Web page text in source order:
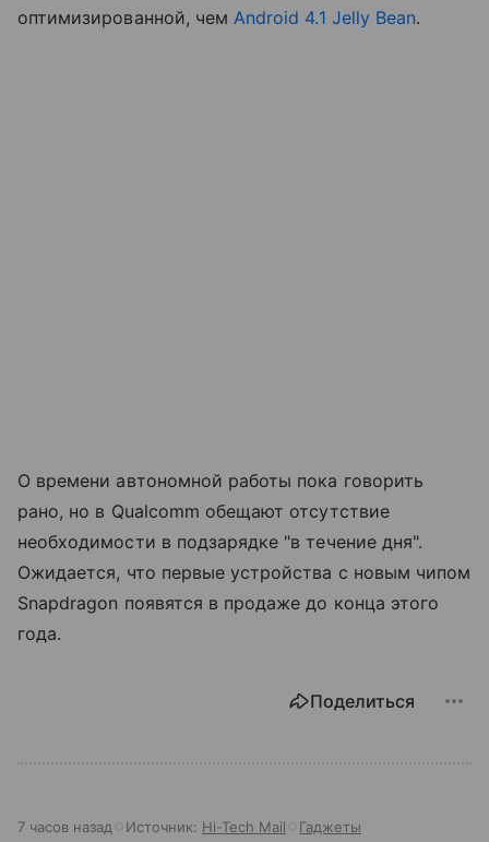
оптимизированной, чем Android 4.1 Jelly Bean.
О времени автономной работы пока говорить
рано, но в Qualcomm обещают отсутствие
необходимости в подзарядке "в течение дня".
Ожидается, что первые устройства с новым чипом
Snapdragon появятся в продаже до конца этого
года.
Поделиться
7 часов назад Источник: Hi-Tech Mail Гаджеты